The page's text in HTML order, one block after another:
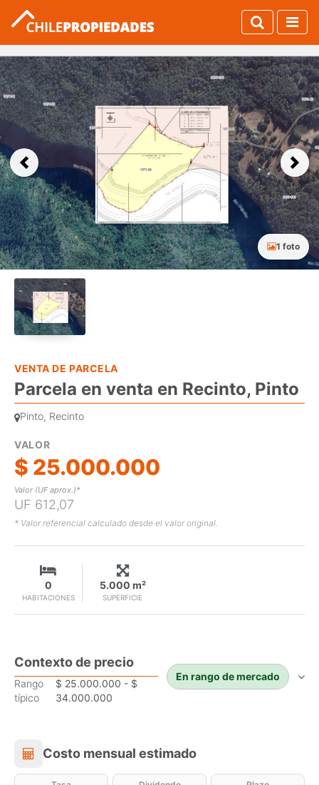
Previous Next
1 foto
VENTA DE PARCELA
Parcela en venta en Recinto, Pinto
Pinto, Recinto
VALOR
$ 25.000.000
Valor (UF aprox.)*
UF 612,07
* Valor referencial calculado desde el valor original.
HABITACIONES
0
SUPERFICIE
5.000 m²
Contexto de precio
Rango
típico
$ 25.000.000 - $
34.000.000
En rango de mercado
Costo mensual estimado
Costo mensual estimado